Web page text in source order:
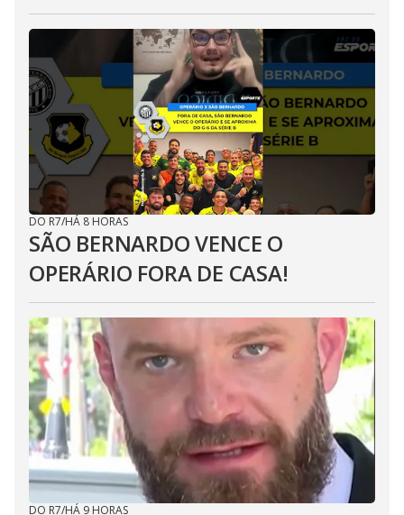
DO R7/HÁ 8 HORAS
SÃO BERNARDO VENCE O
OPERÁRIO FORA DE CASA!
DO R7/HÁ 9 HORAS